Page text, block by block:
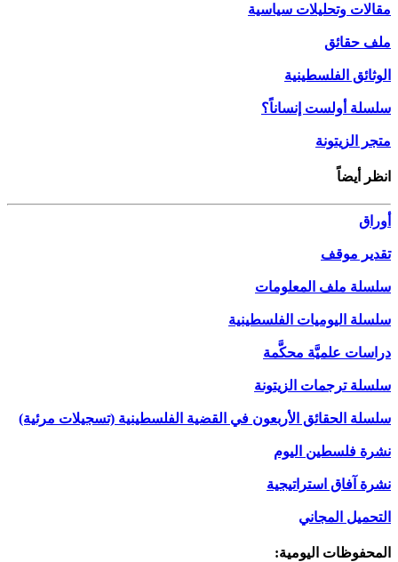
مقالات وتحليلات سياسية
ملف حقائق
الوثائق الفلسطينية
سلسلة أولست إنساناً؟
متجر الزيتونة
انظر أيضاً
أوراق
تقدير موقف
سلسلة ملف المعلومات
سلسلة اليوميات الفلسطينية
دراسات علميَّة محكَّمة
سلسلة ترجمات الزيتونة
سلسلة الحقائق الأربعون في القضية الفلسطينية (تسجيلات مرئية)
نشرة فلسطين اليوم
نشرة آفاق استراتيجية
التحميل المجاني
المحفوظات اليومية: